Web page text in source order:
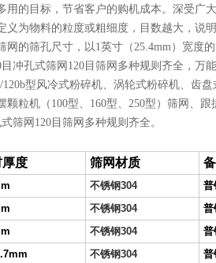
的目标，节省客户的购机成本。深受广大
义为物料的粒度或粗细度，目数越大，说
网的筛孔尺寸，以1英寸（25.4mm）宽度
冲孔式筛网120目筛网多种规则齐全，万
120b型风冷式粉碎机、涡轮式粉碎机、齿
粒机（100型、160型、250型）筛网、
筛网120目筛网多种规则齐全。
度 筛网材质
不锈钢304
普
不锈钢304
普
不锈钢304
普
不锈钢304
普